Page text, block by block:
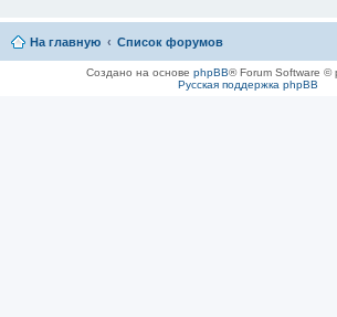
На главную Список форумов
Создано на основе phpBB® Forum Software ©
Русская поддержка phpBB